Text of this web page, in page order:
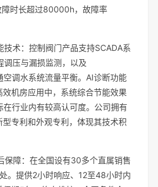
时长超过80000h，故障率
技术：控制阀门产品支持SCADA系
压与漏损监测，以及
调水系统流量平衡。AI诊断功能
机房应用中，系统综合节能效果
行业内有较高认可度。公司拥有
专利和外观专利，体现其技术积
保障：在全国设有30多个直属销售
。提供2小时响应、12至48小时内